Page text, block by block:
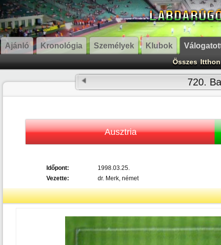
Ajánló Kronológia Személyek Klubok
Összes Itthon
720.
Ausztria
Időpont:
1998.03.25.
Vezette:
dr. Merk, német